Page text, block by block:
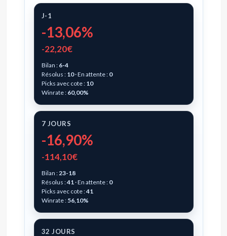
J-1
-13,06%
-22,20€
Bilan : 6-4
Résolus : 10· En attente : 0
Picks avec cote : 10
Winrate : 60,00%
7 JOURS
-16,90%
-114,10€
Bilan : 23-18
Résolus :41 · En attente : 0
Picks avec cote :41
Winrate : 56,10%
32 JOURS